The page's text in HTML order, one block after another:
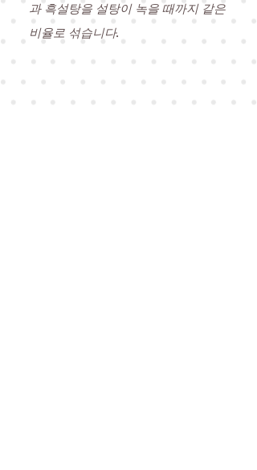
과 흑설탕을 설탕이 녹을 때까지 같은
비율로 섞습니다.